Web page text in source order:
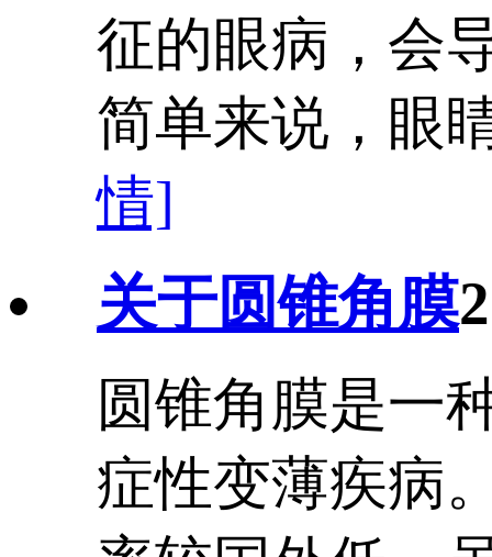
征的眼病，会
简单来说，眼
情]
关于圆锥角膜
圆锥角膜是一
症性变薄疾病